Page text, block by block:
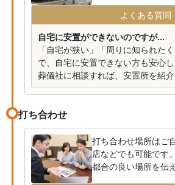
よくある質問
自宅に安置ができないのですが...
「自宅が狭い」「周りに知られた
で、自宅に安置できない方も安心し
葬儀社に相談すれば、安置所を紹介
打ち合わせ
打ち合わせ場所はご
店などでも可能です
都合の良い場所を伝